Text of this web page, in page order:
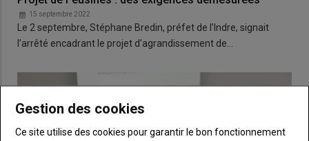
15 septembre 2022
Le 2 septembre, Stéphane Bredin, préfet de l’Indre, signait
l’arrêté encadrant le projet d’agrandissement de…
Gestion des cookies
Ce site utilise des cookies pour garantir le bon fonctionnement